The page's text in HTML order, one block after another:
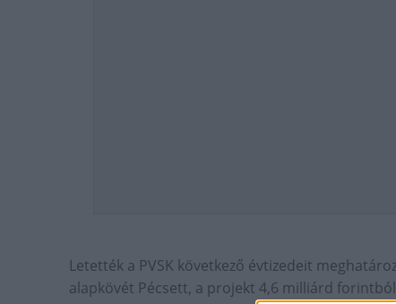
Letették a PVSK következő évtizedeit
alapkövét Pécsett, a projekt 4,6 milliárd